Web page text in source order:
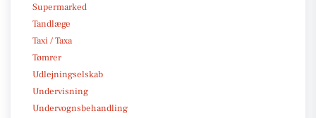
Supermarked
Tandlæge
Taxi / Taxa
Tømrer
Udlejningselskab
Undervisning
Undervognsbehandling